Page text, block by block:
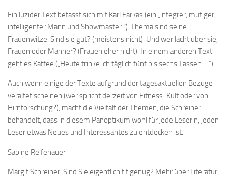
Ein luzider Text befasst sich mit Karl Farkas (ein „integrer, mutiger,
intelligenter Mann und Showmaster “). Thema sind seine
Frauenwitze. Sind sie gut? (meistens nicht). Und wer lacht über sie,
Frauen oder Männer? (Frauen eher nicht). In einem anderen Text
geht es Kaffee („Heute trinke ich täglich fünf bis sechs Tassen …“).
Auch wenn einige der Texte aufgrund der tagesaktuellen Bezüge
veraltet scheinen (wer spricht derzeit von Fitness-Kult oder von
Hirnforschung?), macht die Vielfalt der Themen, die Schreiner
behandelt, dass in diesem Panoptikum wohl für jede Leserin, jeden
Leser etwas Neues und Interessantes zu entdecken ist.
Sabine Reifenauer
Margit Schreiner: Sind Sie eigentlich fit genug? Mehr über Literatur,